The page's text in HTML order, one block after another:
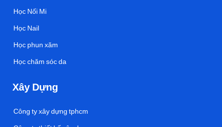
Học Nối Mi
Học Nail
Học phun xăm
Học chăm sóc da
Xây Dựng
Công ty xây dựng tphcm